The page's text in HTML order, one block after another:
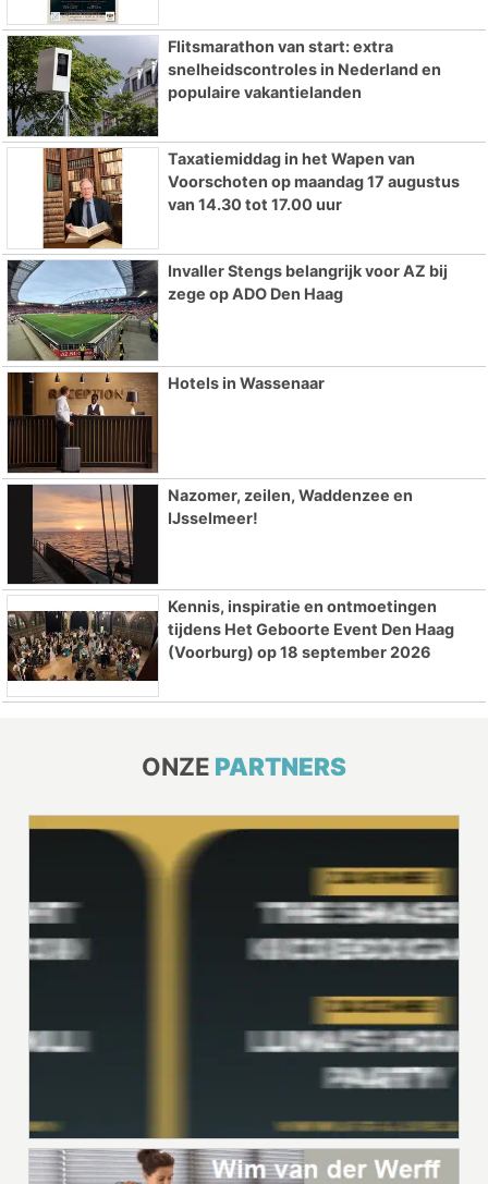
Flitsmarathon van start: extra
snelheidscontroles in Nederland en
populaire vakantielanden
Taxatiemiddag in het Wapen van
Voorschoten op maandag 17 augustus
van 14.30 tot 17.00 uur
Invaller Stengs belangrijk voor AZ bij
zege op ADO Den Haag
Hotels in Wassenaar
Nazomer, zeilen, Waddenzee en
IJsselmeer!
Kennis, inspiratie en ontmoetingen
tijdens Het Geboorte Event Den Haag
(Voorburg) op 18 september 2026
ONZE PARTNERS